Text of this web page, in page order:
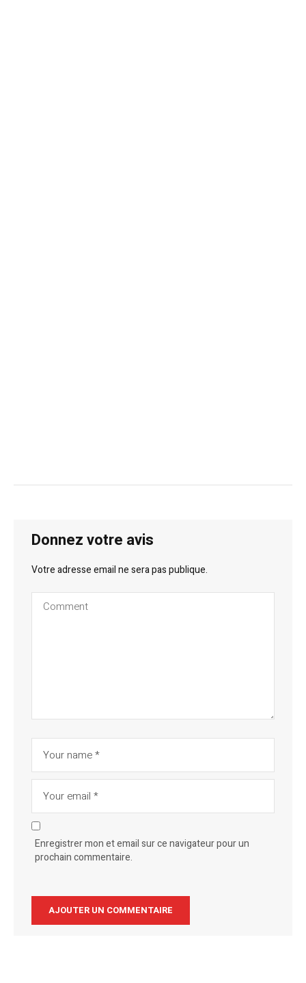
Donnez votre avis
Votre adresse email ne sera pas publique.
Enregistrer mon et email sur ce navigateur pour un
prochain commentaire.